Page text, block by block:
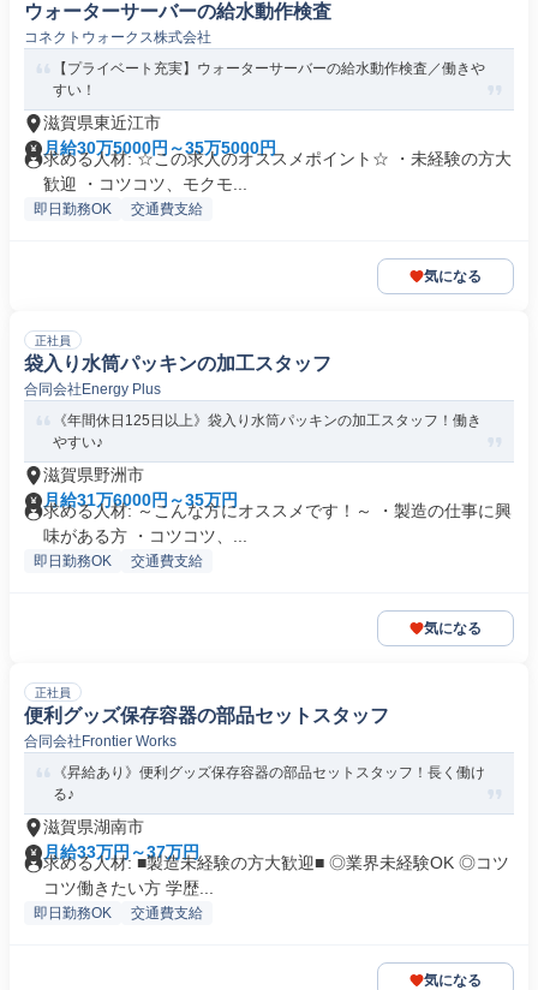
ウォーターサーバーの給水動作検査
コネクトウォークス株式会社
【プライベート充実】ウォーターサーバーの給水動作検査／働きや
すい！
滋賀県東近江市
月給30万5000円～35万5000円
求める人材: ☆この求人のオススメポイント☆ ・未経験の方大
歓迎 ・コツコツ、モクモ...
即日勤務OK 交通費支給
気になる
正社員
袋入り水筒パッキンの加工スタッフ
合同会社Energy Plus
《年間休日125日以上》袋入り水筒パッキンの加工スタッフ！働き
やすい♪
滋賀県野洲市
月給31万6000円～35万円
求める人材: ～こんな方にオススメです！～ ・製造の仕事に興
味がある方 ・コツコツ、...
即日勤務OK 交通費支給
気になる
正社員
便利グッズ保存容器の部品セットスタッフ
合同会社Frontier Works
《昇給あり》便利グッズ保存容器の部品セットスタッフ！長く働け
る♪
滋賀県湖南市
月給33万円～37万円
求める人材: ■製造未経験の方大歓迎■ ◎業界未経験OK ◎コツ
コツ働きたい方 学歴...
即日勤務OK 交通費支給
気になる